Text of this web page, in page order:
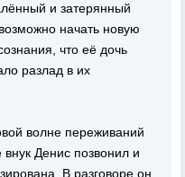
и затерянный
начать новую
что её дочь
разлад в их
волне переживаний
Денис позвонил и
В разговоре он